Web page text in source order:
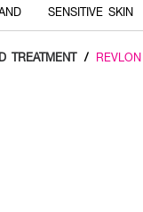
SENSITIVE SKIN
TREATMENT / REVLON